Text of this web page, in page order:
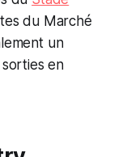
du Marché
un
en